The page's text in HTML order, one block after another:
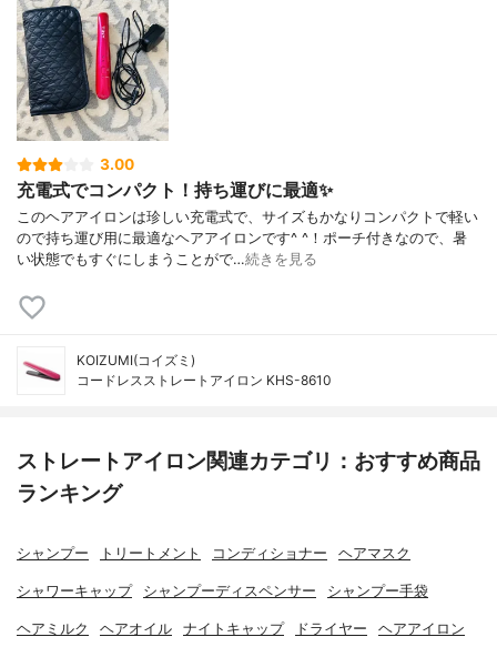
3.00
充電式でコンパクト！持ち運びに最適✨
このヘアアイロンは珍しい充電式で、サイズもかなりコンパクトで軽い
ので持ち運び用に最適なヘアアイロンです^ ^！ポーチ付きなので、暑
い状態でもすぐにしまうことがで…続きを見る
KOIZUMI(コイズミ)
コードレスストレートアイロン KHS-8610
ストレートアイロン関連カテゴリ：おすすめ商品
ランキング
シャンプー トリートメント コンディショナー ヘアマスク
シャワーキャップ シャンプーディスペンサー シャンプー手袋
ヘアミルク ヘアオイル ナイトキャップ ドライヤー ヘアアイロン